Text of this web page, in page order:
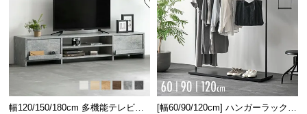
幅120/150/180cm 多機能テレビボ
[幅60/90/120cm] ハンガーラック